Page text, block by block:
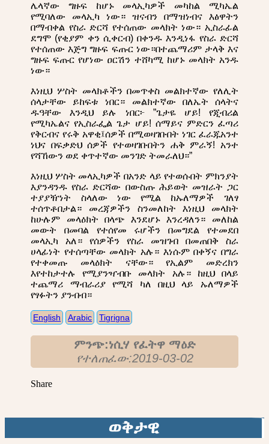
ሌላኛው ግዙፍ ከሆኑ መላኢካዎች መካከል ሚካኤል
የሚባለው መላኢካ ነው። ዝናብን በማዝነብና እፅዋትን
በማብቀል የስራ ድርሻ የተሰጠው መላክት ነው። ኢስራፊል
ደግሞ (የቂያም ቀን ሲቀርብ) በቀንዱ እንዲነፋ የስራ ድርሻ
የተሰጠው እጅግ ግዙፍ ፍጡር ነው።በተጨማሪም ታላቅ እና
ግዙፍ ፍጡር የሆነው ዐርሽን ተሸካሚ ከሆኑ መላክት አንዱ
ነው።
እነዚህ ሦስት መላክቶችን በመጥቀስ መልክተኛው የለሊት
ሰላታቸው ይከፍቱ ነበር። መልክተኛው በለኤት ሰላትና
ዱዓቸው እንዲህ ይሉ ነበር፦ ”ጌታዬ ሆይ! የጂብሪል
የሚካኤልና የኢስራፌል ጌታ ሆይ! ሰማይና ምድርን ፈጣሪ
የቅርብና የሩቅ አዋቂ፤ሰዎች በሚወዛገቡበት ነገር ፈራጁአንተ
ነህና በፍቃድህ ሰዎች የተወዛገቡበትን ሐቅ ምራኝ! አንተ
የሻኸውን ወደ ቀጥተኛው መንገድ ትመራለህ።”
እነዚህ ሦስት መላኢካዎች በአንድ ላይ የተወሱበት ምክንያት
እያንዳንዱ የስራ ድርሻው በውስጡ ሕይወት መዝራት ጋር
ተያያዥነት ስላለው ነው የሚል ከኡለማዎች ገለፃ
ተሰጥቶበታል። መረጃዎችን ስንመለከት እነዚህ መላክት
ከሁሉም መላዕክት በላጭ እንደሆኑ እንረዳለን። መለከል
መውት በመባል የተሰየመ ሩሆችን በመግደል የተመደበ
መላኢካ አለ። የሰዎችን የስራ መዝገብ በመጠበቅ ስራ
ሀላፊነት የተሰጣቸው መላክት አሉ። እነሱም በቀኝና በግራ
የተቀመጡ መላዕክት ናቸው። የኢልም መድረክን
እየተከታተሉ የሚያንዣብቡ መላክት አሉ። ከዚህ በላይ
ተጨማሪ ማብራሪያ የሚሻ ካለ በዚህ ላይ ኡለማዎች
የፃፉትን ያንብብ።
English Arabic Tigrigna
ምንጭ:ነሲሃ የፈትዋ ማዕድ
የተለጠፈው:2019-03-02
Share
ወቅታዊ